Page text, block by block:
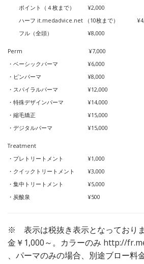
ポイント（４枚まで） ¥2,000
ハーフ it.medadvice.net （10枚まで）
フル（全頭） ¥8,000
Perm ¥7,000
・ベーシックパーマ ¥6,000
・ピンパーマ ¥8,000
・スパイラルパーマ ¥12,000
・特殊デザインパーマ ¥14,000
・縮毛矯正 ¥15,000
・デジタルパーマ ¥15,000
Treatment
・プレトリートメント ¥1,000
・クイックトリートメント ¥3,000
・集中トリートメント ¥5,000
・炭酸泉 ¥500
※ 表示は税抜き表示となっており
金￥1,000～。カラーのみ http://
、パーマのみの場合、別途ブロー料